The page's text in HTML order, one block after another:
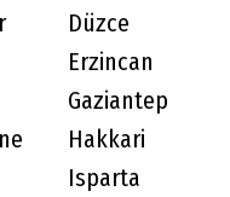
Düzce
Erzincan
Gaziantep
Hakkari
Isparta